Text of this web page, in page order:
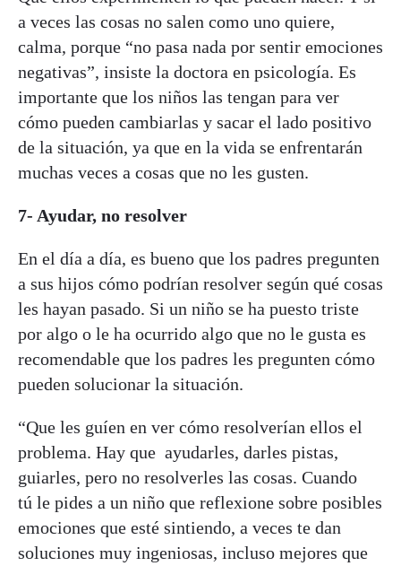
a veces las cosas no salen como uno quiere,
calma, porque “no pasa nada por sentir emociones
negativas”, insiste la doctora en psicología. Es
importante que los niños las tengan para ver
cómo pueden cambiarlas y sacar el lado positivo
de la situación, ya que en la vida se enfrentarán
muchas veces a cosas que no les gusten.
7- Ayudar, no resolver
En el día a día, es bueno que los padres pregunten
a sus hijos cómo podrían resolver según qué cosas
les hayan pasado. Si un niño se ha puesto triste
por algo o le ha ocurrido algo que no le gusta es
recomendable que los padres les pregunten cómo
pueden solucionar la situación.
“Que les guíen en ver cómo resolverían ellos el
problema. Hay que ayudarles, darles pistas,
guiarles, pero no resolverles las cosas. Cuando
tú le pides a un niño que reflexione sobre posibles
emociones que esté sintiendo, a veces te dan
soluciones muy ingeniosas, incluso mejores que